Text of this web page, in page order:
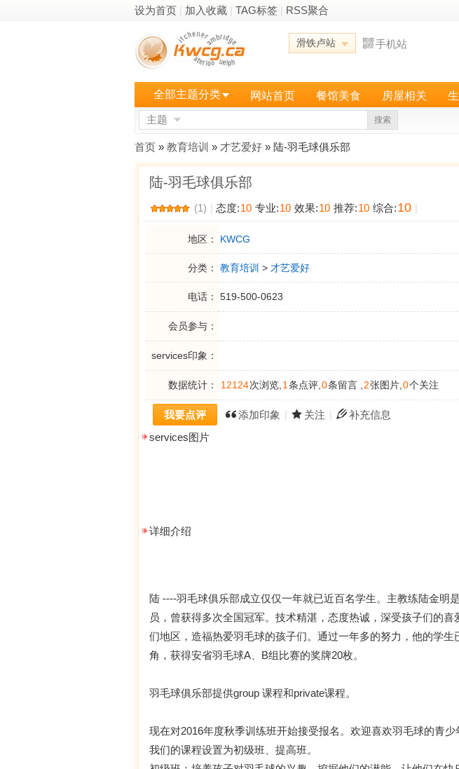
设为首页 加入收藏 TAG标签 RSS聚合
滑铁卢站 手机站
全部主题分类 网站首页 餐馆美食 房屋相关
主题 搜索
首页 » 教育培训 » 才艺爱好 » 陆-羽毛球俱乐部
陆-羽毛球俱乐部
(1) 态度:10 专业:10 效果:10 推荐:10 综合:10
地区： KWCG
分类： 教育培训 > 才艺爱好
电话： 519-500-0623
会员参与：
services印象：
数据统计： 12124次浏览, 1 条点评, 0条留言 , 2张图片, 0个关注
我要点评 添加印象 关注 补充信息
services图片
详细介绍
陆 ----羽毛球俱乐部成立仅仅一年就已近百名学生。主教练陆金明
员，曾获得多次全国冠军。技术精湛，态度热诚，深受孩子们的
们地区，造福热爱羽毛球的孩子们。通过一年多的努力，他的学
角，获得安省羽毛球A、B组比赛的奖牌20枚。
羽毛球俱乐部提供group 课程和private课程。
现在对2016年度秋季训练班开始接受报名。欢迎喜欢羽毛球的青少
我们的课程设置为初级班、提高班。